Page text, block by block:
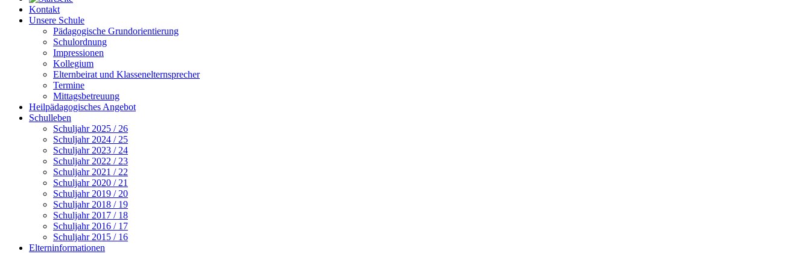
Kontakt
Unsere Schule
Pädagogische Grundorientierung
Schulordnung
Impressionen
Kollegium
Elternbeirat und Klassenelternsprecher
Termine
Mittagsbetreuung
Heilpädagogisches Angebot
Schulleben
Schuljahr 2025 / 26
Schuljahr 2024 / 25
Schuljahr 2023 / 24
Schuljahr 2022 / 23
Schuljahr 2021 / 22
Schuljahr 2020 / 21
Schuljahr 2019 / 20
Schuljahr 2018 / 19
Schuljahr 2017 / 18
Schuljahr 2016 / 17
Schuljahr 2015 / 16
Elterninformationen